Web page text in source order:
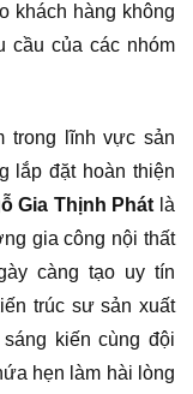
khách hàng không
cầu của các nhóm
trong lĩnh vực sản
lắp đặt hoàn thiện
Gia Thịnh Phát là
gia công nội thất
càng tạo uy tín
trúc sư sản xuất
kiến cùng đội
hẹn làm hài lòng